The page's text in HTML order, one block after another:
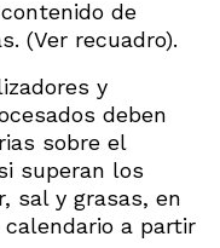
de
(Ver recuadro).
y
deben
sobre el
superan los
sal y grasas, en
calendario a partir